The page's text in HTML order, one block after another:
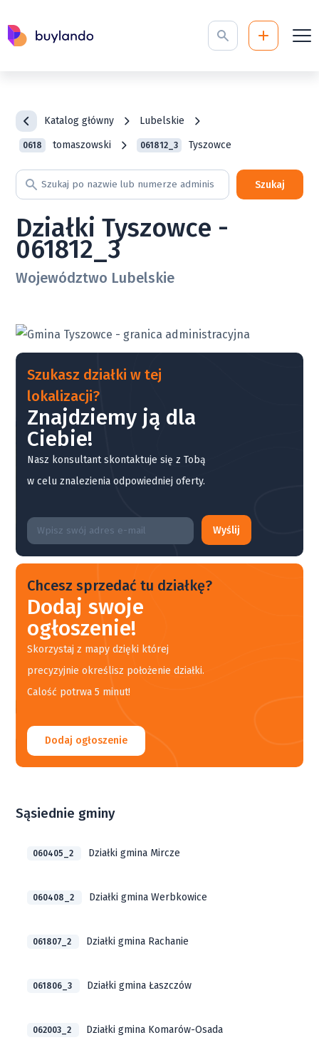
Katalog główny Lubelskie
0618 tomaszowski 061812_3 Tyszowce
Szukaj
Działki Tyszowce -
061812_3
Województwo Lubelskie
Szukasz działki w tej
lokalizacji?
Znajdziemy ją dla
Ciebie!
Nasz konsultant skontaktuje się z Tobą
w celu znalezienia odpowiedniej oferty.
Wyślij
Chcesz sprzedać tu działkę?
Dodaj swoje
ogłoszenie!
Skorzystaj z mapy dzięki której
precyzyjnie określisz położenie działki.
Calość potrwa 5 minut!
Dodaj ogłoszenie
Sąsiednie gminy
060405_2 Działki gmina Mircze
060408_2 Działki gmina Werbkowice
061807_2 Działki gmina Rachanie
061806_3 Działki gmina Łaszczów
062003_2 Działki gmina Komarów-Osada